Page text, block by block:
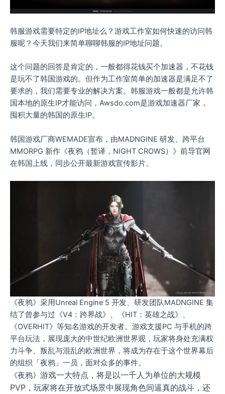
韩服游戏需要特定的IP地址么？游戏工作室如何快速的访问韩
服呢？今天我们来简单聊聊韩服的IP地址问题。
这个问题的回答是肯定的，一般都得花钱买个加速器，不花钱
是玩不了韩国游戏的。但作为工作室简单的加速器是满足不了
要求的，我们需要专业的解决方案。韩服游戏一般都是允许韩
国本地的原生IP才能访问，Awsdo.com是游戏加速器厂家，
囤积大量的韩国的原生IP。
韩国游戏厂商WEMADE宣布，由MADNGINE 研发、跨平台
MMORPG 新作《夜鸦（暂译，NIGHT CROWS）》前导官网
在韩国上线，同步公开最新游戏宣传影片。
《夜鸦》采用Unreal Engine 5 开发、研发团队MADNGINE 集
结了曾参与过《V4：跨界战》、《HIT：英雄之战》、
《OVERHIT》等知名游戏的开发者。游戏支援PC 与手机的跨
平台玩法，展现庞大的中世纪欧洲世界观，玩家将身处充满权
力斗争、叛乱与混乱的欧洲世界，将成为存在于这个世界幕后
的组织「夜鸦」一员，面对众多的事件。
《夜鸦》 游戏一大特点，将是以一千人为单位的大规模
PVP，玩家将在开放式场景中展现角色间逼真的战斗，还